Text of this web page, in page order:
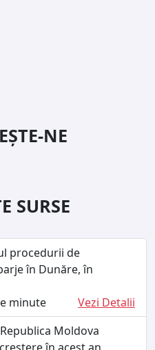
NE
SURSE
procedurii de
în Dunăre, în
minute
Vezi Detalii
Moldova